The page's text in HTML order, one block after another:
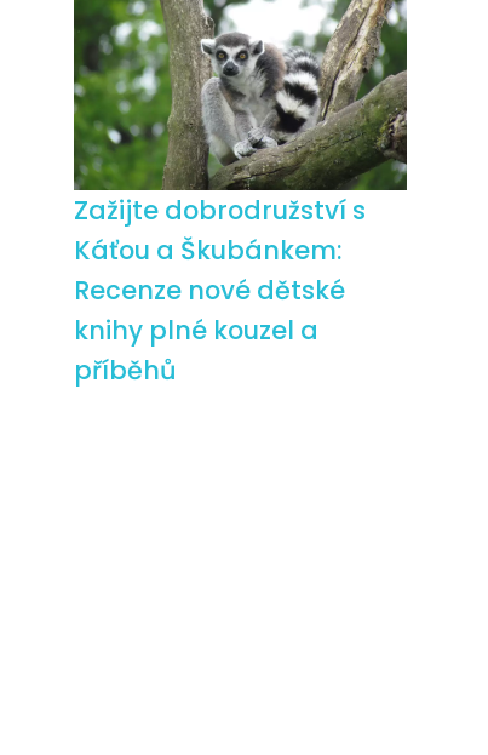
Zažijte dobrodružství s
Káťou a Škubánkem:
Recenze nové dětské
knihy plné kouzel a
příběhů